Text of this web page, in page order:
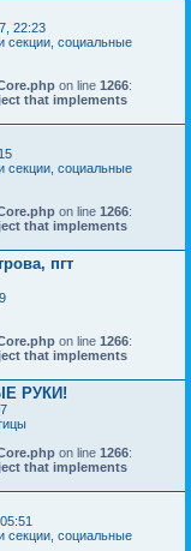
22:23
секции, социальные
on line 1266:
that implements
секции, социальные
on line 1266:
that implements
пгт
on line 1266:
that implements
РУКИ!
on line 1266:
that implements
секции, социальные